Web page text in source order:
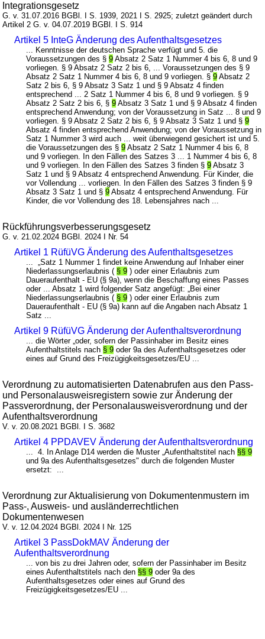
Integrationsgesetz
G. v. 31.07.2016 BGBl. I S. 1939, 2021 I S. 2925; zuletzt geändert durch
Artikel 2 G. v. 04.07.2019 BGBl. I S. 914
Artikel 5 InteG Änderung des Aufenthaltsgesetzes
... Kenntnisse der deutschen Sprache verfügt und 5. die
Voraussetzungen des §9 Absatz 2 Satz 1 Nummer 4 bis 6, 8 und 9
vorliegen. § 9 Absatz 2 Satz 2 bis 6, ... Voraussetzungen des § 9
Absatz 2 Satz 1 Nummer 4 bis 6, 8 und 9 vorliegen. §9 Absatz 2
Satz 2 bis 6, § 9 Absatz 3 Satz 1 und § 9 Absatz 4 finden
entsprechend ... 2 Satz 1 Nummer 4 bis 6, 8 und 9 vorliegen. § 9
Absatz 2 Satz 2 bis 6, §9 Absatz 3 Satz 1 und § 9 Absatz 4 finden
entsprechend Anwendung; von der Voraussetzung in Satz ... 8 und 9
vorliegen. § 9 Absatz 2 Satz 2 bis 6, § 9 Absatz 3 Satz 1 und §9
Absatz 4 finden entsprechend Anwendung; von der Voraussetzung in
Satz 1 Nummer 3 wird auch ... weit überwiegend gesichert ist und 5.
die Voraussetzungen des §9 Absatz 2 Satz 1 Nummer 4 bis 6, 8
und 9 vorliegen. In den Fällen des Satzes 3 ... 1 Nummer 4 bis 6, 8
und 9 vorliegen. In den Fällen des Satzes 3 finden §9 Absatz 3
Satz 1 und § 9 Absatz 4 entsprechend Anwendung. Für Kinder, die
vor Vollendung ... vorliegen. In den Fällen des Satzes 3 finden § 9
Absatz 3 Satz 1 und §9 Absatz 4 entsprechend Anwendung. Für
Kinder, die vor Vollendung des 18. Lebensjahres nach ...
Rückführungsverbesserungsgesetz
G. v. 21.02.2024 BGBl. 2024 I Nr. 54
Artikel 1 RüfüVG Änderung des Aufenthaltsgesetzes
... „Satz 1 Nummer 1 findet keine Anwendung auf Inhaber einer
Niederlassungserlaubnis ( § 9 ) oder einer Erlaubnis zum
Daueraufenthalt - EU (§ 9a), wenn die Beschaffung eines Passes
oder ... Absatz 1 wird folgender Satz angefügt: „Bei einer
Niederlassungserlaubnis ( § 9 ) oder einer Erlaubnis zum
Daueraufenthalt - EU (§ 9a) kann auf die Angaben nach Absatz 1
Satz ...
Artikel 9 RüfüVG Änderung der Aufenthaltsverordnung
... die Wörter „oder, sofern der Passinhaber im Besitz eines
Aufenthaltstitels nach § 9 oder 9a des Aufenthaltsgesetzes oder
eines auf Grund des Freizügigkeitsgesetzes/EU ...
Verordnung zu automatisierten Datenabrufen aus den Pass-
und Personalausweisregistern sowie zur Änderung der
Passverordnung, der Personalausweisverordnung und der
Aufenthaltsverordnung
V. v. 20.08.2021 BGBl. I S. 3682
Artikel 4 PPDAVEV Änderung der Aufenthaltsverordnung
... 4. In Anlage D14 werden die Muster „Aufenthaltstitel nach §§ 9
und 9a des Aufenthaltsgesetzes" durch die folgenden Muster
ersetzt: ...
Verordnung zur Aktualisierung von Dokumentenmustern im
Pass-, Ausweis- und ausländerrechtlichen
Dokumentenwesen
V. v. 12.04.2024 BGBl. 2024 I Nr. 125
Artikel 3 PassDokMAV Änderung der
Aufenthaltsverordnung
... von bis zu drei Jahren oder, sofern der Passinhaber im Besitz
eines Aufenthaltstitels nach den §§ 9 oder 9a des
Aufenthaltsgesetzes oder eines auf Grund des
Freizügigkeitsgesetzes/EU ...